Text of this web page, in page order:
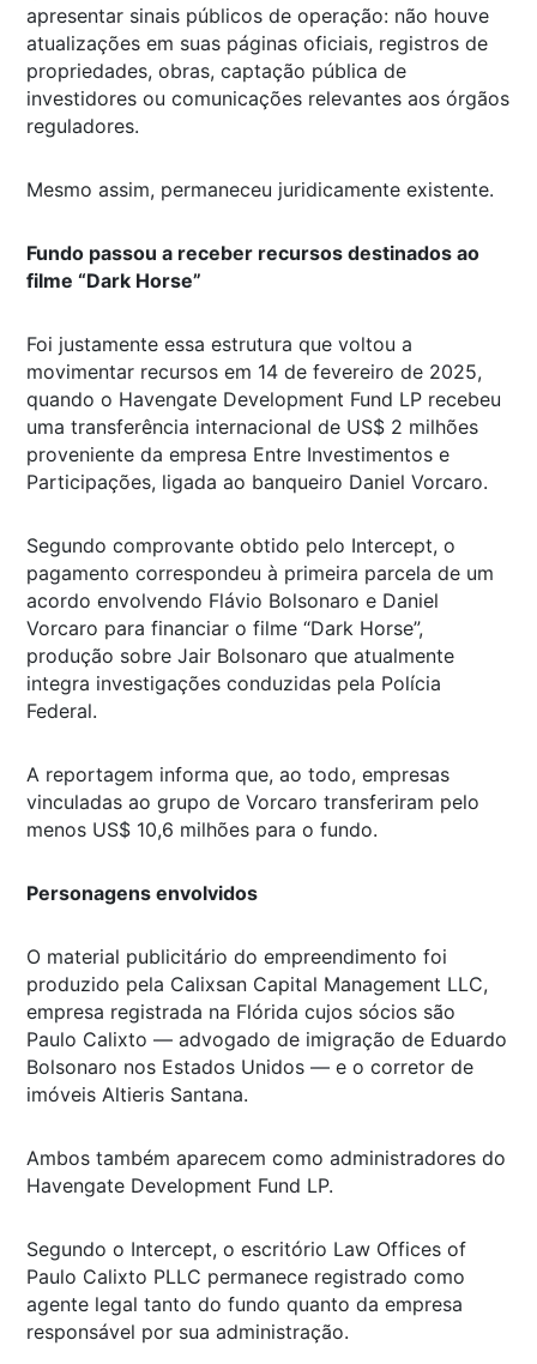
apresentar sinais públicos de operação: não houve
atualizações em suas páginas oficiais, registros de
propriedades, obras, captação pública de
investidores ou comunicações relevantes aos órgãos
reguladores.
Mesmo assim, permaneceu juridicamente existente.
Fundo passou a receber recursos destinados ao
filme “Dark Horse”
Foi justamente essa estrutura que voltou a
movimentar recursos em 14 de fevereiro de 2025,
quando o Havengate Development Fund LP recebeu
uma transferência internacional de US$ 2 milhões
proveniente da empresa Entre Investimentos e
Participações, ligada ao banqueiro Daniel Vorcaro.
Segundo comprovante obtido pelo Intercept, o
pagamento correspondeu à primeira parcela de um
acordo envolvendo Flávio Bolsonaro e Daniel
Vorcaro para financiar o filme “Dark Horse”,
produção sobre Jair Bolsonaro que atualmente
integra investigações conduzidas pela Polícia
Federal.
A reportagem informa que, ao todo, empresas
vinculadas ao grupo de Vorcaro transferiram pelo
menos US$ 10,6 milhões para o fundo.
Personagens envolvidos
O material publicitário do empreendimento foi
produzido pela Calixsan Capital Management LLC,
empresa registrada na Flórida cujos sócios são
Paulo Calixto — advogado de imigração de Eduardo
Bolsonaro nos Estados Unidos — e o corretor de
imóveis Altieris Santana.
Ambos também aparecem como administradores do
Havengate Development Fund LP.
Segundo o Intercept, o escritório Law Offices of
Paulo Calixto PLLC permanece registrado como
agente legal tanto do fundo quanto da empresa
responsável por sua administração.